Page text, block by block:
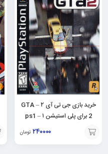
خرید بازی جی تی آی ۲ – GTA
2 برای پلی استیشن ۱ – ps1
۲۴۰۰۰۰ تومان
افزودن